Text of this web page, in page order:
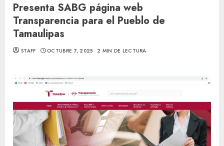
Presenta SABG página web
Transparencia para el Pueblo de
Tamaulipas
STAFF OCTUBRE 7, 2025 2 MIN DE LECTURA